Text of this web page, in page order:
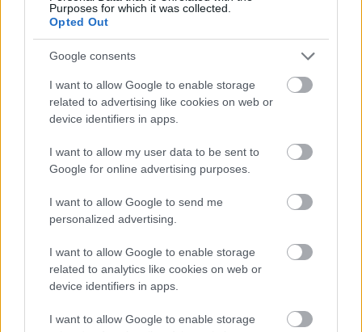
Purposes for which it was collected.
Opted Out
Google consents
I want to allow Google to enable storage
related to advertising like cookies on web or
device identifiers in apps.
I want to allow my user data to be sent to
Google for online advertising purposes.
I want to allow Google to send me
personalized advertising.
I want to allow Google to enable storage
related to analytics like cookies on web or
device identifiers in apps.
I want to allow Google to enable storage
24 óra
Orvos figyelmeztet: ezt az apró reggeli tünetet ne
söpörd a szőnyeg alá